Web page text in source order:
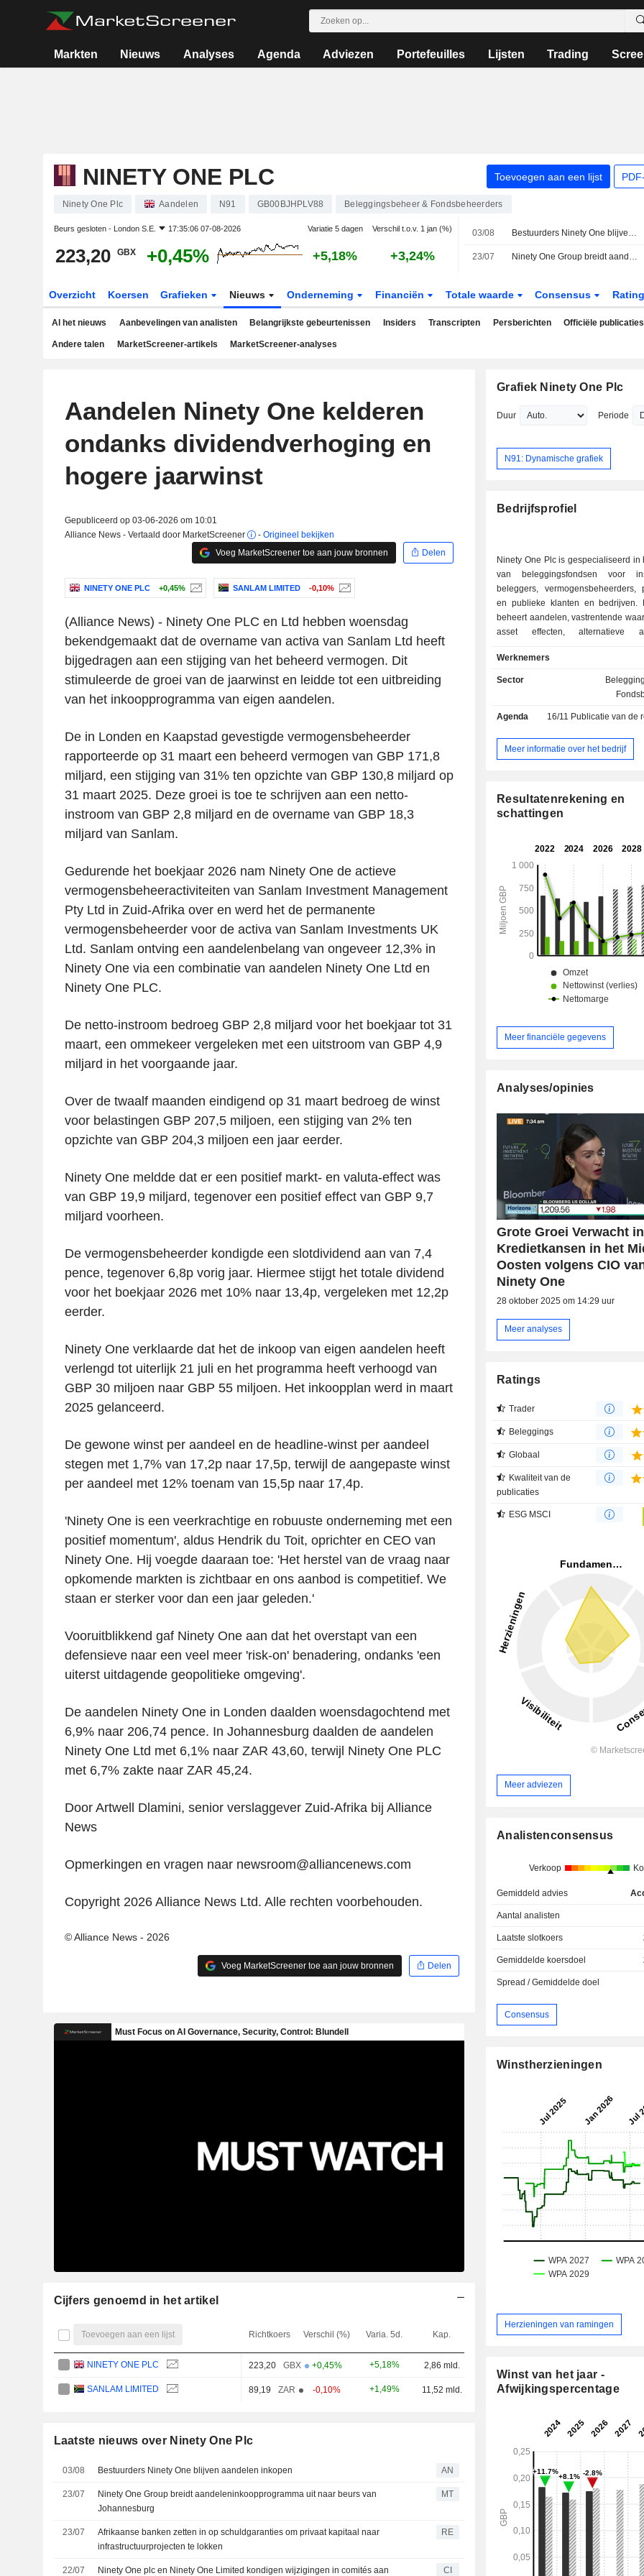
Markten Nieuws Analyses Agenda Adviezen Portefeuilles Lijsten Trading
NINETY ONE PLC Toevoegen aan een lijst
Ninety One Plc Aandelen N91 GB00BJHPLV88 Beleggingsbeheer & Fondsbeheerders
Beurs gesloten - London S.E. 17:35:06 07-08-2026 Variatie 5 dagen Verschil t.o.v. 1 jan (%)
223,20 GBX +0,45% +5,18% +3,24%
03/08 Bestuurders Ninety One blijven aandelen inkopen
23/07 Ninety One Group breidt aandeleninkoopprogramma uit naar beurs van Johannesburg
Overzicht Koersen Grafieken Nieuws Onderneming Financiën Totale waarde Consensus
Al het nieuws Aanbevelingen van analisten Belangrijkste gebeurtenissen Insiders Transcripten Persberichten Officiële publicaties
Andere talen MarketScreener-artikels MarketScreener-analyses
Aandelen Ninety One kelderen
ondanks dividendverhoging en
hogere jaarwinst
Gepubliceerd op 03-06-2026 om 10:01
Alliance News - Vertaald door MarketScreener
- Origineel bekijken
Voeg MarketScreener toe aan jouw bronnen
Delen
NINETY ONE PLC +0,45% SANLAM LIMITED -0,10%
(Alliance News) - Ninety One PLC en Ltd hebben woensdag
bekendgemaakt dat de overname van activa van Sanlam Ltd heeft
bijgedragen aan een stijging van het beheerd vermogen. Dit
stimuleerde de groei van de jaarwinst en leidde tot een uitbreiding
van het inkoopprogramma van eigen aandelen.
De in Londen en Kaapstad gevestigde vermogensbeheerder
rapporteerde op 31 maart een beheerd vermogen van GBP 171,8
miljard, een stijging van 31% ten opzichte van GBP 130,8 miljard op
31 maart 2025. Deze groei is toe te schrijven aan een netto-
instroom van GBP 2,8 miljard en de overname van GBP 18,3
miljard van Sanlam.
Gedurende het boekjaar 2026 nam Ninety One de actieve
vermogensbeheeractiviteiten van Sanlam Investment Management
Pty Ltd in Zuid-Afrika over en werd het de permanente
vermogensbeheerder voor de activa van Sanlam Investments UK
Ltd. Sanlam ontving een aandelenbelang van ongeveer 12,3% in
Ninety One via een combinatie van aandelen Ninety One Ltd en
Ninety One PLC.
De netto-instroom bedroeg GBP 2,8 miljard voor het boekjaar tot 31
maart, een ommekeer vergeleken met een uitstroom van GBP 4,9
miljard in het voorgaande jaar.
Over de twaalf maanden eindigend op 31 maart bedroeg de winst
voor belastingen GBP 207,5 miljoen, een stijging van 2% ten
opzichte van GBP 204,3 miljoen een jaar eerder.
Ninety One meldde dat er een positief markt- en valuta-effect was
van GBP 19,9 miljard, tegenover een positief effect van GBP 9,7
miljard voorheen.
De vermogensbeheerder kondigde een slotdividend aan van 7,4
pence, tegenover 6,8p vorig jaar. Hiermee stijgt het totale dividend
voor het boekjaar 2026 met 10% naar 13,4p, vergeleken met 12,2p
eerder.
Ninety One verklaarde dat het de inkoop van eigen aandelen heeft
verlengd tot uiterlijk 21 juli en het programma heeft verhoogd van
GBP 30 miljoen naar GBP 55 miljoen. Het inkoopplan werd in maart
2025 gelanceerd.
De gewone winst per aandeel en de headline-winst per aandeel
stegen met 1,7% van 17,2p naar 17,5p, terwijl de aangepaste winst
per aandeel met 12% toenam van 15,5p naar 17,4p.
'Ninety One is een veerkrachtige en robuuste onderneming met een
positief momentum', aldus Hendrik du Toit, oprichter en CEO van
Ninety One. Hij voegde daaraan toe: 'Het herstel van de vraag naar
opkomende markten is zichtbaar en ons aanbod is competitief. We
staan er sterker voor dan een jaar geleden.'
Vooruitblikkend gaf Ninety One aan dat het overstapt van een
defensieve naar een veel meer 'risk-on' benadering, ondanks 'een
uiterst uitdagende geopolitieke omgeving'.
De aandelen Ninety One in Londen daalden woensdagochtend met
6,9% naar 206,74 pence. In Johannesburg daalden de aandelen
Ninety One Ltd met 6,1% naar ZAR 43,60, terwijl Ninety One PLC
met 6,7% zakte naar ZAR 45,24.
Door Artwell Dlamini, senior verslaggever Zuid-Afrika bij Alliance
News
Opmerkingen en vragen naar newsroom@alliancenews.com
Copyright 2026 Alliance News Ltd. Alle rechten voorbehouden.
© Alliance News - 2026
Voeg MarketScreener toe aan jouw bronnen Delen
Cijfers genoemd in het artikel
Toevoegen aan een lijst Richtkoers Verschil (%) Varia. 5d. Kap.
NINETY ONE PLC 223,20 GBX +0,45% +5,18% 2,86 mld.
SANLAM LIMITED 89,19 ZAR -0,10% +1,49% 11,52 mld.
Laatste nieuws over Ninety One Plc
03/08 Bestuurders Ninety One blijven aandelen inkopen AN
23/07
Ninety One Group breidt aandeleninkoopprogramma uit naar beurs van
Johannesburg
MT
23/07
Afrikaanse banken zetten in op schuldgaranties om privaat kapitaal naar
infrastructuurprojecten te lokken
RE
22/07 Ninety One plc en Ninety One Limited kondigen wijzigingen in comités aan CI
Grafiek Ninety One Plc
Duur Periode
N91: Dynamische grafiek
Bedrijfsprofiel
Ninety One Plc is gespecialiseerd in
van beleggingsfondsen voor
beleggers, vermogensbeheerders,
en publieke klanten en bedrijven.
beheert aandelen, vastrentende
asset effecten, alternatieve
groep 130,8 miljard GBP aan activa in
Werknemers
Sector
Agenda 16/11 Publicatie van de
Meer informatie over het bedrijf
Resultatenrekening en
schattingen
Meer financiële gegevens
Analyses/opinies
Grote Groei Verwacht in
Kredietkansen in het
Oosten volgens CIO
Ninety One
28 oktober 2025 om 14:29 uur
Meer analyses
Ratings
Trader
Beleggings
Globaal
Kwaliteit van de
publicaties
ESG MSCI
Meer adviezen
Analistenconsensus
Verkoop
Gemiddeld advies
Aantal analisten
Laatste slotkoers
Gemiddelde koersdoel
Spread / Gemiddelde doel
Consensus
Winstherzieningen
Herzieningen van ramingen
Winst van het jaar -
Afwijkingspercentage